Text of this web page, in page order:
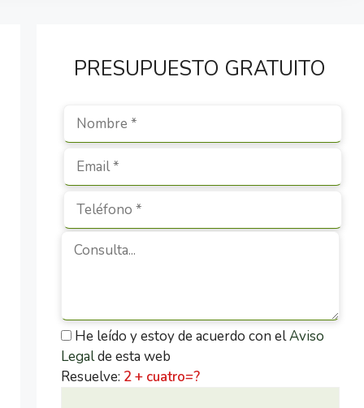
PRESUPUESTO GRATUITO
He leído y estoy de acuerdo con elAviso
Legalde esta web
Resuelve: 2 + cuatro=?